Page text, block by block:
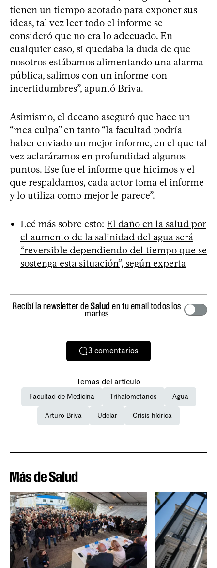
tienen un tiempo acotado para exponer sus
ideas, tal vez leer todo el informe se
consideró que no era lo adecuado. En
cualquier caso, si quedaba la duda de que
nosotros estábamos alimentando una alarma
pública, salimos con un informe con
incertidumbres”, apuntó Briva.
Asimismo, el decano aseguró que hace un
“mea culpa” en tanto “la facultad podría
haber enviado un mejor informe, en el que tal
vez aclaráramos en profundidad algunos
puntos. Ese fue el informe que hicimos y el
que respaldamos, cada actor toma el informe
y lo utiliza como mejor le parece”.
Leé más sobre esto: El daño en la salud por
el aumento de la salinidad del agua será
“reversible dependiendo del tiempo que se
sostenga esta situación”, según experta
Recibí la newsletter deSalud en tu email todos los
martes
3 comentarios
Temas del artículo
Facultad de Medicina Trihalometanos Agua
Arturo Briva Udelar Crisis hídrica
Más de Salud